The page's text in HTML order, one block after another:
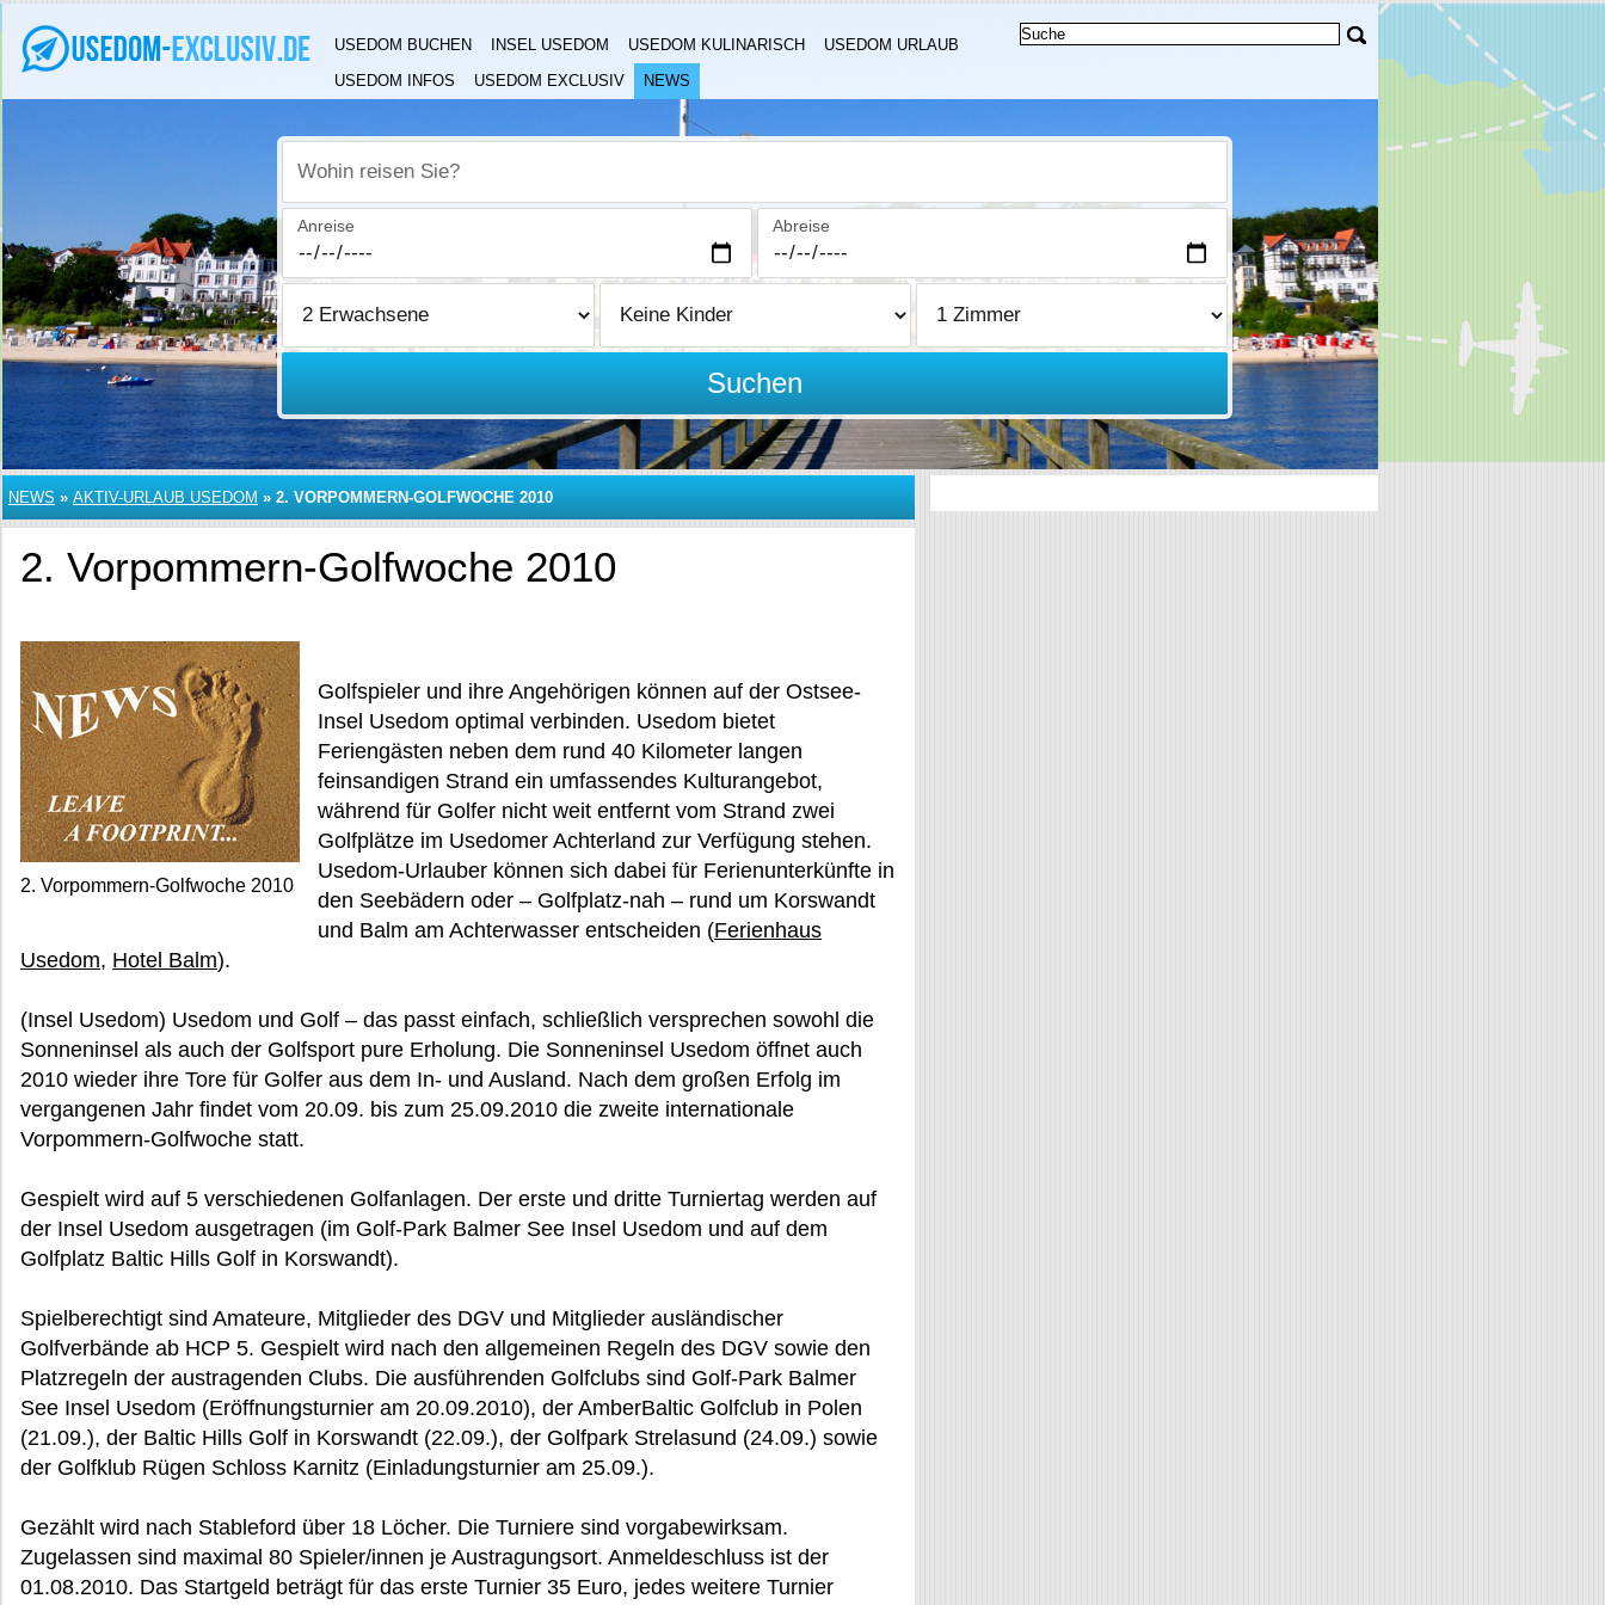
USEDOM BUCHEN INSEL USEDOM USEDOM KULINARISCH
USEDOM URLAUB
USEDOM INFOS
USEDOM EXCLUSIV NEWS
Wohin reisen Sie?
Anreise Abreise
Suchen
NEWS » AKTIV-URLAUB USEDOM » 2. VORPOMMERN-GOLFWOCHE 2010
2. Vorpommern-Golfwoche 2010
2. Vorpommern-Golfwoche 2010
Golfspieler und ihre Angehörigen können auf der Ostsee-
Insel Usedom optimal verbinden. Usedom bietet
Feriengästen neben dem rund 40 Kilometer langen
feinsandigen Strand ein umfassendes Kulturangebot,
während für Golfer nicht weit entfernt vom Strand zwei
Golfplätze im Usedomer Achterland zur Verfügung stehen.
Usedom-Urlauber können sich dabei für Ferienunterkünfte in
den Seebädern oder – Golfplatz-nah – rund um Korswandt
und Balm am Achterwasser entscheiden (Ferienhaus
Usedom, Hotel Balm).
(Insel Usedom) Usedom und Golf – das passt einfach, schließlich versprechen sowohl die
Sonneninsel als auch der Golfsport pure Erholung. Die Sonneninsel Usedom öffnet auch
2010 wieder ihre Tore für Golfer aus dem In- und Ausland. Nach dem großen Erfolg im
vergangenen Jahr findet vom 20.09. bis zum 25.09.2010 die zweite internationale
Vorpommern-Golfwoche statt.
Gespielt wird auf 5 verschiedenen Golfanlagen. Der erste und dritte Turniertag werden auf
der Insel Usedom ausgetragen (im Golf-Park Balmer See Insel Usedom und auf dem
Golfplatz Baltic Hills Golf in Korswandt).
Spielberechtigt sind Amateure, Mitglieder des DGV und Mitglieder ausländischer
Golfverbände ab HCP 5. Gespielt wird nach den allgemeinen Regeln des DGV sowie den
Platzregeln der austragenden Clubs. Die ausführenden Golfclubs sind Golf-Park Balmer
See Insel Usedom (Eröffnungsturnier am 20.09.2010), der AmberBaltic Golfclub in Polen
(21.09.), der Baltic Hills Golf in Korswandt (22.09.), der Golfpark Strelasund (24.09.) sowie
der Golfklub Rügen Schloss Karnitz (Einladungsturnier am 25.09.).
Gezählt wird nach Stableford über 18 Löcher. Die Turniere sind vorgabewirksam.
Zugelassen sind maximal 80 Spieler/innen je Austragungsort. Anmeldeschluss ist der
01.08.2010. Das Startgeld beträgt für das erste Turnier 35 Euro, jedes weitere Turnier